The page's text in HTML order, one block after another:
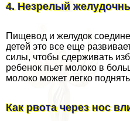
4. Незрелый
Пищевод и желудок
детей это все еще
силы, чтобы сдерживать
ребенок пьет молоко в
молоко может легко
Как рвота через нос